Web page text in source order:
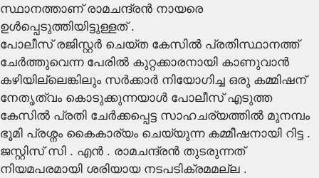
സ്ഥാനത്താണ് രാമചന്ദ്രൻ നായരെ
ഉൾപ്പെടുത്തിയിട്ടുള്ളത് .
പോലീസ് രജിസ്റ്റർ ചെയ്ത കേസിൽ പ്രതിസ്ഥാനത്ത്
ചേർത്തുവെന്ന പേരിൽ കുറ്റക്കാരനായി കാണുവാൻ
കഴിയില്ലെങ്കിലും സർക്കാർ നിയോഗിച്ച ഒരു കമ്മിഷന്
നേതൃത്വം കൊടുക്കുന്നയാൾ പോലീസ് എടുത്ത
കേസിൽ പ്രതി ചേർക്കപ്പെട്ട സാഹചര്യത്തിൽ മുനമ്പം
ഭൂമി പ്രശ്നം കൈകാര്യം ചെയ്യുന്ന കമ്മീഷനായി റിട്ട .
ജസ്റ്റിസ് സി . എൻ . രാമചന്ദ്രൻ തുടരുന്നത്
നിയമപരമായി ശരിയായ നടപടിക്രമമല്ല .